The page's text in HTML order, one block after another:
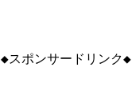
◆スポンサードリンク◆